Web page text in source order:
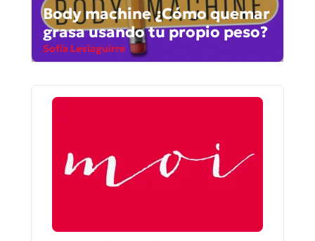
Body machine ¿Cómo quemar
grasa usando tu propio peso?
Sofía Leviaguirre